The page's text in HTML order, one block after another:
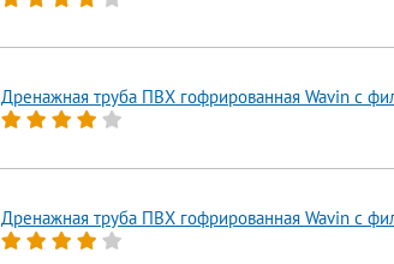
Дренажная труба ПВХ гофрированная Wavin с
Дренажная труба ПВХ гофрированная Wavin с